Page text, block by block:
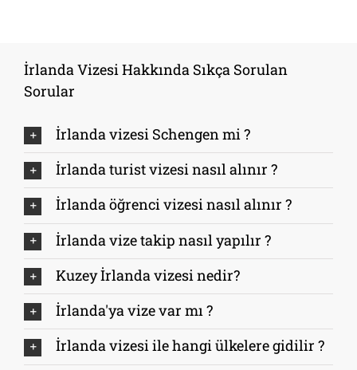
İrlanda Vizesi Hakkında Sıkça Sorulan
Sorular
İrlanda vizesi Schengen mi ?
İrlanda turist vizesi nasıl alınır ?
İrlanda öğrenci vizesi nasıl alınır ?
İrlanda vize takip nasıl yapılır ?
Kuzey İrlanda vizesi nedir?
İrlanda'ya vize var mı ?
İrlanda vizesi ile hangi ülkelere gidilir ?